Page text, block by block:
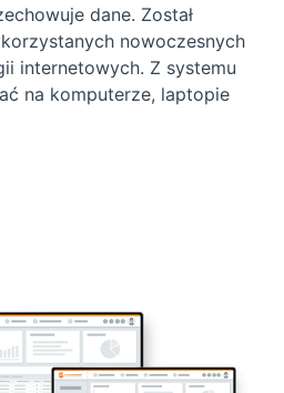
dane. Został
nowoczesnych
internetowych. Z systemu
na komputerze, laptopie